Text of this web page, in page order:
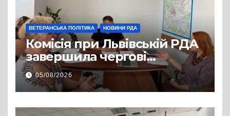
ВЕТЕРАНСЬКА ПОЛІТИКА НОВИНИ РДА
Комісія при Львівській РДА
завершила чергові
співбесіди та
рекомендувала кандидатів
на посади фахівців із
супроводу
05/08/2026